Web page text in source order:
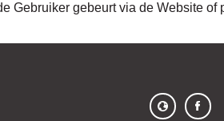
Gebruiker gebeurt via de Website of